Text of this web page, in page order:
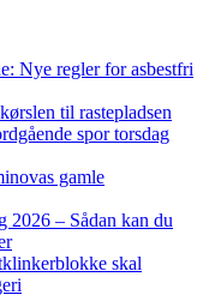
Nye regler for asbestfri
til rastepladsen
spor torsdag
gamle
– Sådan kan du
skal